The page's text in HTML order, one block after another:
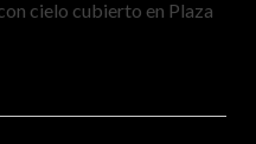
cielo cubierto en Plaza